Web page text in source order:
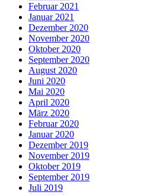
Februar 2021
Januar 2021
Dezember 2020
November 2020
Oktober 2020
September 2020
August 2020
Juni 2020
Mai 2020
April 2020
März 2020
Februar 2020
Januar 2020
Dezember 2019
November 2019
Oktober 2019
September 2019
Juli 2019